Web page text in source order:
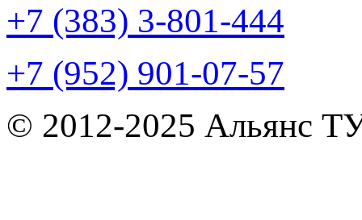
+7 (383) 3-801-444
+7 (952) 901-07-57
© 2012-2025 Альянс